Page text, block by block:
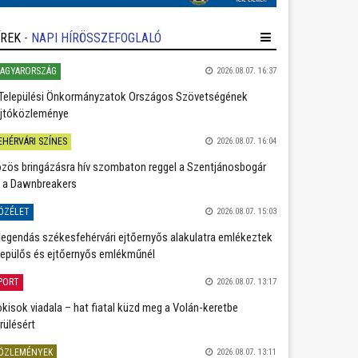
- NAPI HÍRÖSSZEFOGLALÓ
2026.08.07. 16:37
Önkormányzatok Országos Szövetségének
SZÍNES 2026.08.07. 16:04
bringázásra hív szombaton reggel a Szentjánosbogár
Dawnbreakers
2026.08.07. 15:03
székesfehérvári ejtőernyős alakulatra emlékeztek
és ejtőernyős emlékműnél
2026.08.07. 13:17
viadala – hat fiatal küzd meg a Volán-keretbe
2026.08.07. 13:11